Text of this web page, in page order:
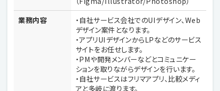
業務内容
・自社サービス会社でのUIデザイン、Web
デザイン案件となります。
・アプリUIデザインからLPなどのサービス
サイトをお任せします。
・PMや開発メンバーなどとコミュニケー
ションを取りながらデザインを行います。
・自社サービスはフリマアプリ、比較メディ
アと多岐に渡ります。